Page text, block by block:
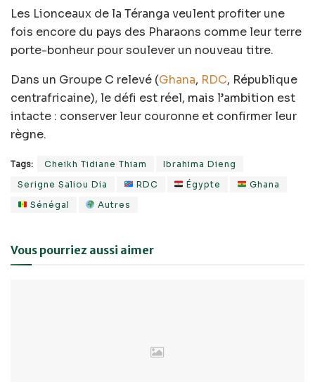
Les Lionceaux de la Téranga veulent profiter une
fois encore du pays des Pharaons comme leur terre
porte-bonheur pour soulever un nouveau titre.
Dans un Groupe C relevé (Ghana, RDC, République
centrafricaine), le défi est réel, mais l’ambition est
intacte : conserver leur couronne et confirmer leur
règne.
Tags: Cheikh Tidiane Thiam
Ibrahima Dieng
Serigne Saliou Dia
RDC Égypte
Ghana
Sénégal
Autres
Vous pourriez aussi aimer